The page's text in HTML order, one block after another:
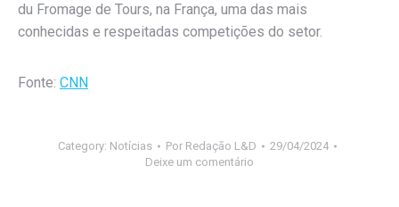
du Fromage de Tours, na França, uma das mais
conhecidas e respeitadas competições do setor.
Fonte: CNN
Category: Notícias Por Redação L&D
29/04/2024
Deixe um comentário